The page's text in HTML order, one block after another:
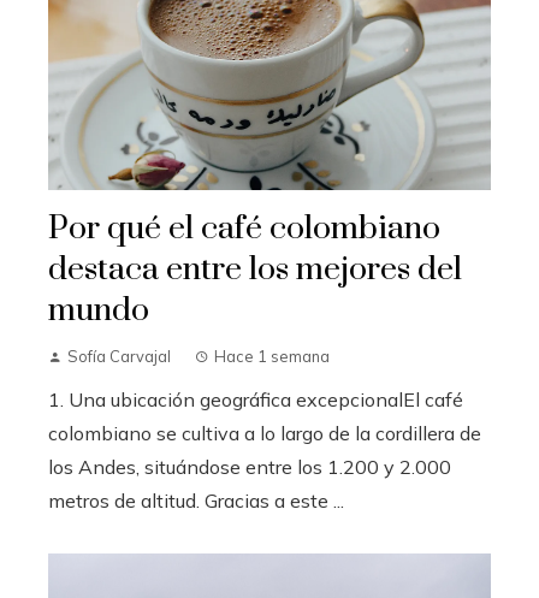
Por qué el café colombiano
destaca entre los mejores del
mundo
Sofía Carvajal Hace 1 semana
1. Una ubicación geográfica excepcionalEl café
colombiano se cultiva a lo largo de la cordillera de
los Andes, situándose entre los 1.200 y 2.000
metros de altitud. Gracias a este ...